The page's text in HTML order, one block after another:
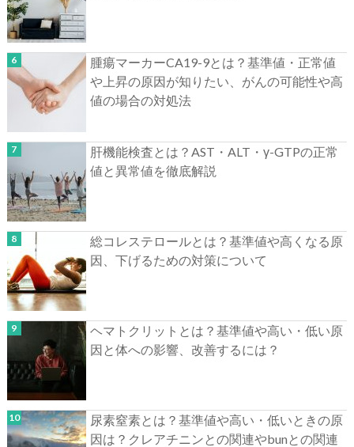
腫瘍マーカーCA19-9とは？基準値・正常値
や上昇の原因が知りたい、がんの可能性や高
値の場合の対処法
肝機能検査とは？AST・ALT・γ-GTPの正常
値と異常値を徹底解説
総コレステロールとは？基準値や高くなる原
因、下げるための対策について
ヘマトクリットとは？基準値や高い・低い原
因と体への影響、改善するには？
尿素窒素とは？基準値や高い・低いときの原
因は？クレアチニンとの関連やbunとの関連